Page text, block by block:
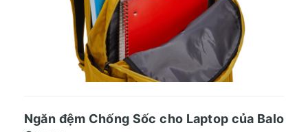
Ngăn đệm Chống Sốc cho Laptop của Balo